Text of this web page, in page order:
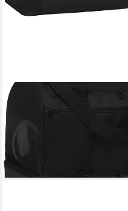
UHLSPORT
Sporttasche Sporttasche
ESSENTIAL 75 L (1-tlg)
ab 36,69 €
-27%